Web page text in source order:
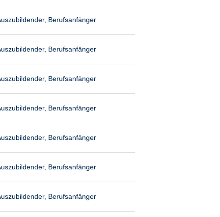
Berufsanfänger
Berufsanfänger
Berufsanfänger
Berufsanfänger
Berufsanfänger
Berufsanfänger
Berufsanfänger